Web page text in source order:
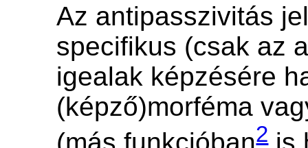
Az antipasszivitás
specifikus (csak az
igealak képzésére
(képző)morféma
(más funkcióban2is